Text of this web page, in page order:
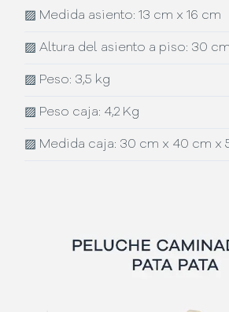
▨ Medida asiento: 13 cm x 16 cm
▨ Altura del asiento a piso: 30 cm
▨ Peso: 3,5 kg
▨ Peso caja: 4,2 Kg
▨ Medida caja: 30 cm x 40 cm x